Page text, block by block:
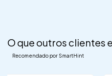
O que outros clientes
Recomendado por SmartHint